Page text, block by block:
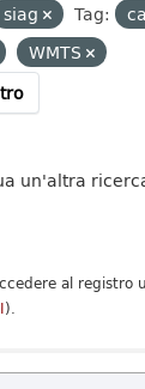
siag Tag:
WMTS
un'altra
al registro
).